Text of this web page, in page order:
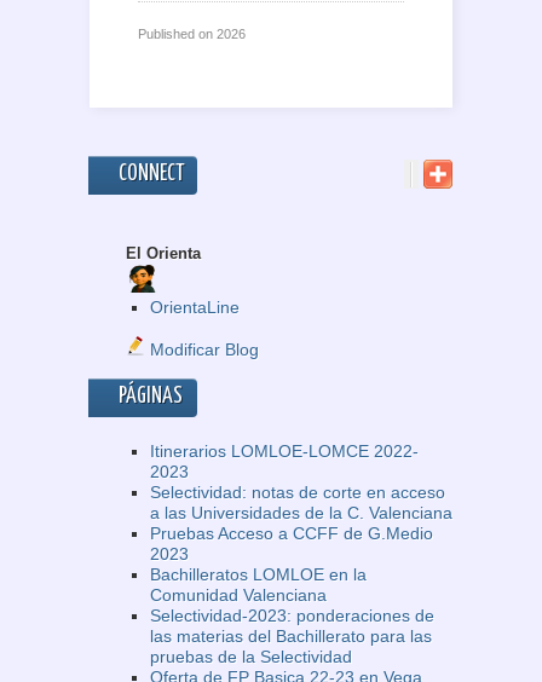
Published on 2026
CONNECT
El Orienta
OrientaLine
Modificar Blog
PÁGINAS
Itinerarios LOMLOE-LOMCE 2022-
2023
Selectividad: notas de corte en acceso
a las Universidades de la C. Valenciana
Pruebas Acceso a CCFF de G.Medio
2023
Bachilleratos LOMLOE en la
Comunidad Valenciana
Selectividad-2023: ponderaciones de
las materias del Bachillerato para las
pruebas de la Selectividad
Oferta de FP Basica 22-23 en Vega